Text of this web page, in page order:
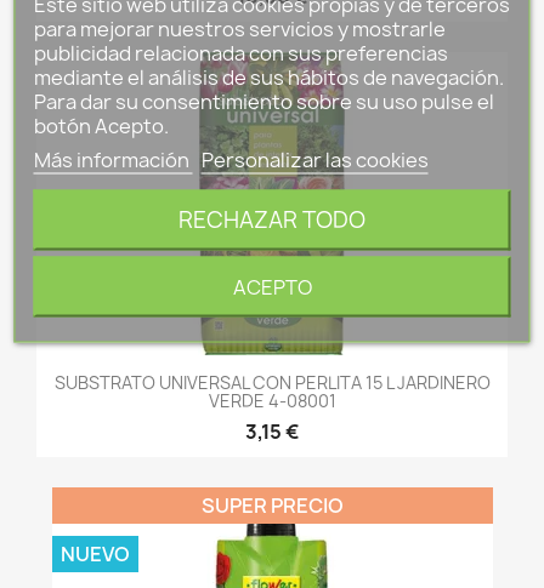
SUBSTRATO UNIVERSAL CON PERLITA 15 L JARDINERO
VERDE 4-08001
3,15 €
SUPER PRECIO
NUEVO
para mejorar nuestros servicios y mostrarle
publicidad relacionada con sus preferencias
mediante el análisis de sus hábitos de navegación.
Para dar su consentimiento sobre su uso pulse el
botón Acepto.
Más información Personalizar las cookies
RECHAZAR TODO
ACEPTO